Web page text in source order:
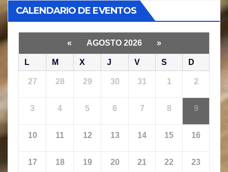
CALENDARIO DE EVENTOS
« AGOSTO 2026 »
L M X J V S D
27 28 29 30 31 1 2
3 4 5 6 7 8 9
10 11 12 13 14 15 16
17 18 19 20 21 22 23